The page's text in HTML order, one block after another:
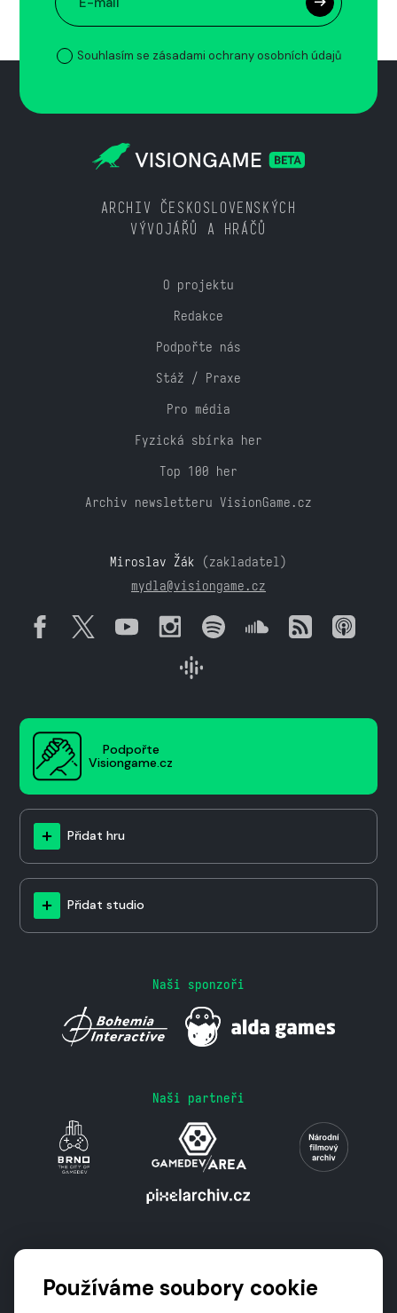
Souhlasím se zásadami ochrany osobních údajů
ARCHIV ČESKOSLOVENSKÝCH
VÝVOJÁŘŮ A HRÁČŮ
O projektu
Redakce
Podpořte nás
Stáž / Praxe
Pro média
Fyzická sbírka her
Top 100 her
Archiv newsletteru VisionGame.cz
Miroslav Žák (zakladatel)
mydla@visiongame.cz
Podpořte
Visiongame.cz
Přidat hru
Přidat studio
Naši sponzoři
Naši partneři
Používáme soubory cookie